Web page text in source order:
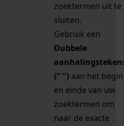
zoektermen uit te
sluiten.
Gebruik een
Dubbele
(" ") aan het begin
en einde van uw
zoektermen om
naar de exacte